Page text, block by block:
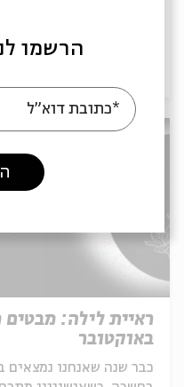
ראיית לילה:
באוקטובר
כבר שנה שאנחנו
הרשמו
*כתובת דוא"ל